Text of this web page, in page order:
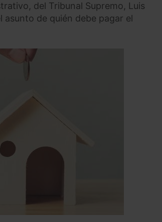
del Tribunal Supremo, Luis
de quién debe pagar el